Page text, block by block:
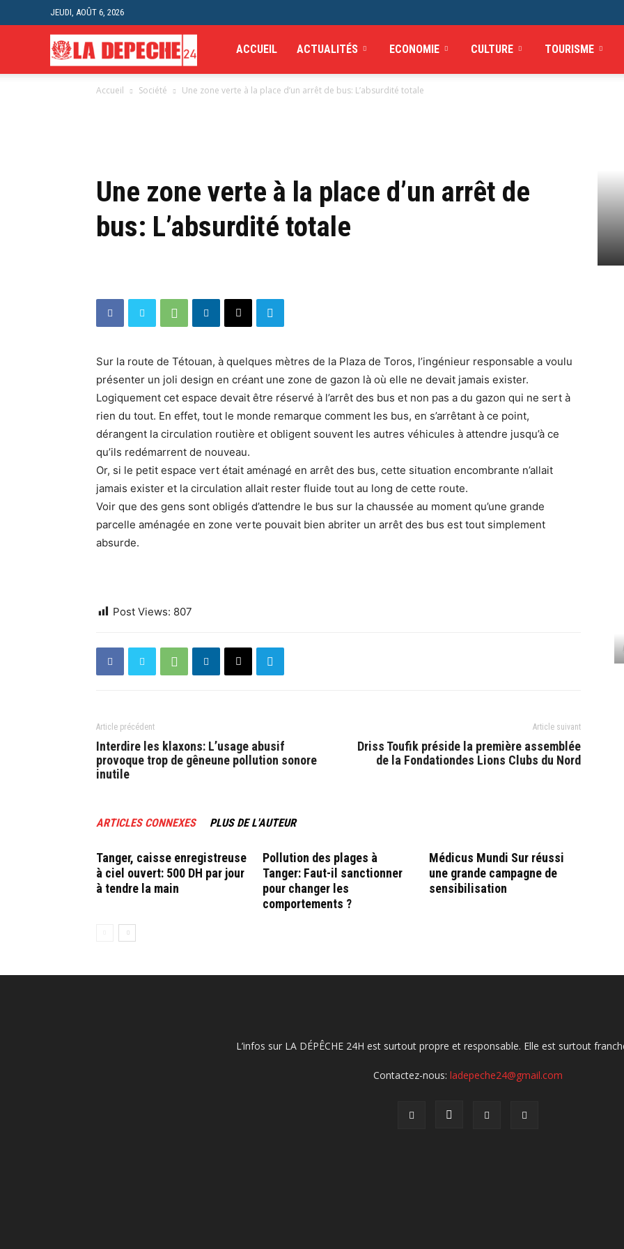
JEUDI, AOÛT 6, 2026
Depeche
ACCUEIL ACTUALITÉS ECONOMIE CULTURE TOURISME
Accueil Société Une zone verte à la place d’un arrêt de bus: L’absurdité totale
Une zone verte à la place d’un arrêt de
bus: L’absurdité totale
Sur la route de Tétouan, à quelques mètres de la Plaza de Toros, l’ingénieur responsable a voulu
présenter un joli design en créant une zone de gazon là où elle ne devait jamais exister.
Logiquement cet espace devait être réservé à l’arrêt des bus et non pas a du gazon qui ne sert à
rien du tout. En effet, tout le monde remarque comment les bus, en s’arrêtant à ce point,
dérangent la circulation routière et obligent souvent les autres véhicules à attendre jusqu’à ce
qu’ils redémarrent de nouveau.
Or, si le petit espace vert était aménagé en arrêt des bus, cette situation encombrante n’allait
jamais exister et la circulation allait rester fluide tout au long de cette route.
Voir que des gens sont obligés d’attendre le bus sur la chaussée au moment qu’une grande
parcelle aménagée en zone verte pouvait bien abriter un arrêt des bus est tout simplement
absurde.
Post Views: 807
Article précédent
Interdire les klaxons: L’usage abusif
provoque trop de gêneune pollution sonore
inutile
Article suivant
Driss Toufik préside la première assemblée
de la Fondationdes Lions Clubs du Nord
ARTICLES CONNEXES PLUS DE L'AUTEUR
Tanger, caisse enregistreuse
à ciel ouvert: 500 DH par jour
à tendre la main
Pollution des plages à
Tanger: Faut-il sanctionner
pour changer les
comportements ?
Médicus Mundi Sur réussi
une grande campagne de
sensibilisation
L’infos sur LA DÉPÊCHE 24H est surtout propre et responsable. Elle est surtout
Contactez-nous: ladepeche24@gmail.com